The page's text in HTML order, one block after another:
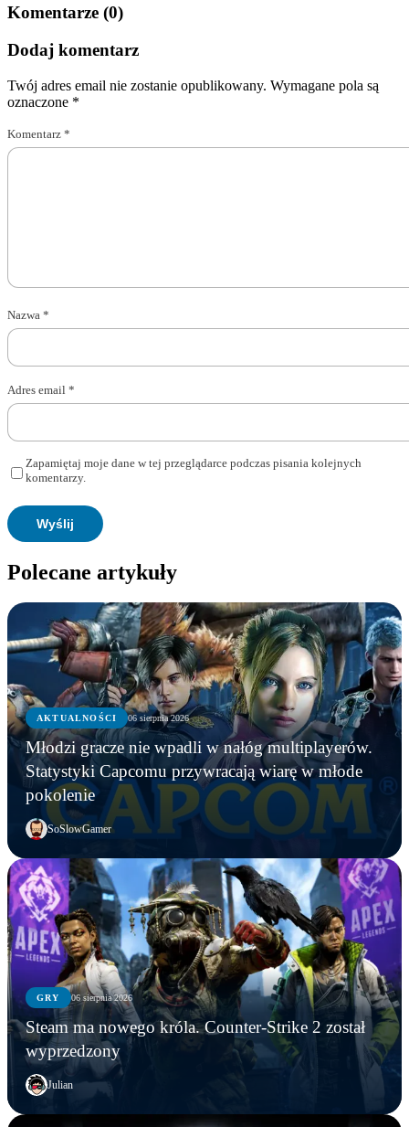
Komentarze (0)
Dodaj komentarz
Twój adres email nie zostanie opublikowany. Wymagane pola są
oznaczone *
Komentarz *
Nazwa *
Adres email *
Zapamiętaj moje dane w tej przeglądarce podczas pisania kolejnych
komentarzy.
Polecane artykuły
AKTUALNOŚCI 06 sierpnia 2026
Młodzi gracze nie wpadli w nałóg multiplayerów.
Statystyki Capcomu przywracają wiarę w młode
pokolenie
SoSlowGamer
GRY 06 sierpnia 2026
Steam ma nowego króla. Counter-Strike 2 został
wyprzedzony
Julian